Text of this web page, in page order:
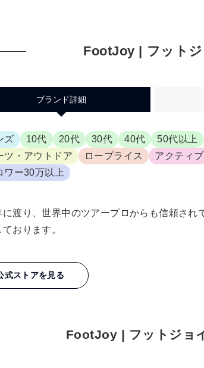
FootJoy | フットジ
ブランド詳細
ズ 10代 20代 30代 40代 50代以上
ツ・アウトドア
ロープライス
アクティ
ワー30万以上
に渡り、世界中のツアープロからも信頼され
おります。
式ストアを見る
FootJoy | フットジョ